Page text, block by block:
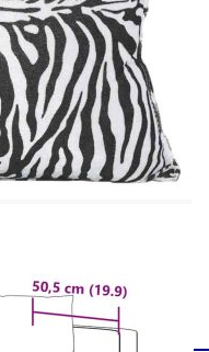
50,5 cм
земята: 41 см
35 x 35 см
натоварване: 110